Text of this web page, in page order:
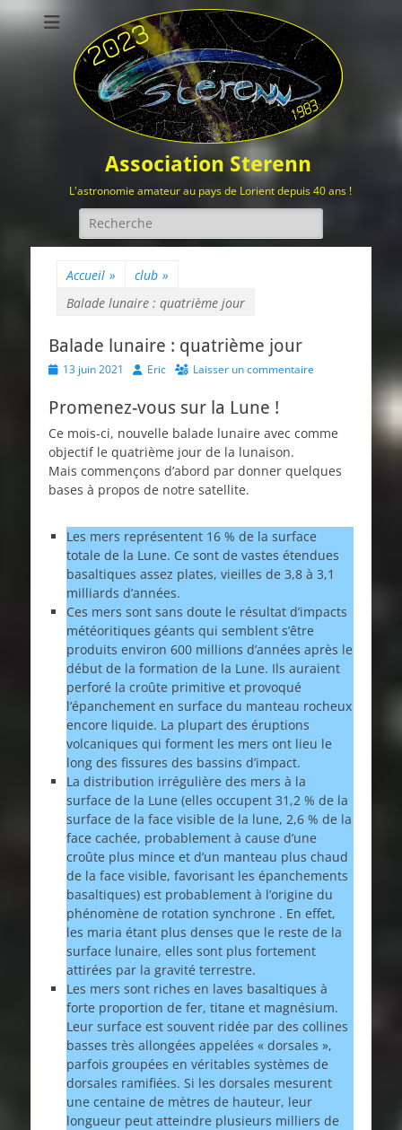
Association Sterenn
L'astronomie amateur au pays de Lorient depuis 40 ans !
Rechercher :
Accueil » club »
Balade lunaire : quatrième jour
Balade lunaire : quatrième jour
Posted13 juin 2021 Author
Eric Laisser un commentaire
Promenez-vous sur la Lune !
Ce mois-ci, nouvelle balade lunaire avec comme
objectif le quatrième jour de la lunaison.
Mais commençons d’abord par donner quelques
bases à propos de notre satellite.
Les mers représentent 16 % de la surface
totale de la Lune. Ce sont de vastes étendues
basaltiques assez plates, vieilles de 3,8 à 3,1
milliards d’années.
Ces mers sont sans doute le résultat d’impacts
météoritiques géants qui semblent s’être
produits environ 600 millions d’années après le
début de la formation de la Lune. Ils auraient
perforé la croûte primitive et provoqué
l’épanchement en surface du manteau rocheux
encore liquide. La plupart des éruptions
volcaniques qui forment les mers ont lieu le
long des fissures des bassins d’impact.
La distribution irrégulière des mers à la
surface de la Lune (elles occupent 31,2 % de la
surface de la face visible de la lune, 2,6 % de la
face cachée, probablement à cause d’une
croûte plus mince et d’un manteau plus chaud
de la face visible, favorisant les épanchements
basaltiques) est probablement à l’origine du
phénomène de rotation synchrone . En effet,
les maria étant plus denses que le reste de la
surface lunaire, elles sont plus fortement
attirées par la gravité terrestre.
Les mers sont riches en laves basaltiques à
forte proportion de fer, titane et magnésium.
Leur surface est souvent ridée par des collines
basses très allongées appelées « dorsales »,
parfois groupées en véritables systèmes de
dorsales ramifiées. Si les dorsales mesurent
une centaine de mètres de hauteur, leur
longueur peut atteindre plusieurs milliers de